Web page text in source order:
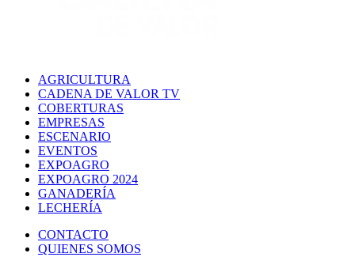
AGRICULTURA
CADENA DE VALOR TV
COBERTURAS
EMPRESAS
ESCENARIO
EVENTOS
EXPOAGRO
EXPOAGRO 2024
GANADERÍA
LECHERÍA
CONTACTO
QUIENES SOMOS